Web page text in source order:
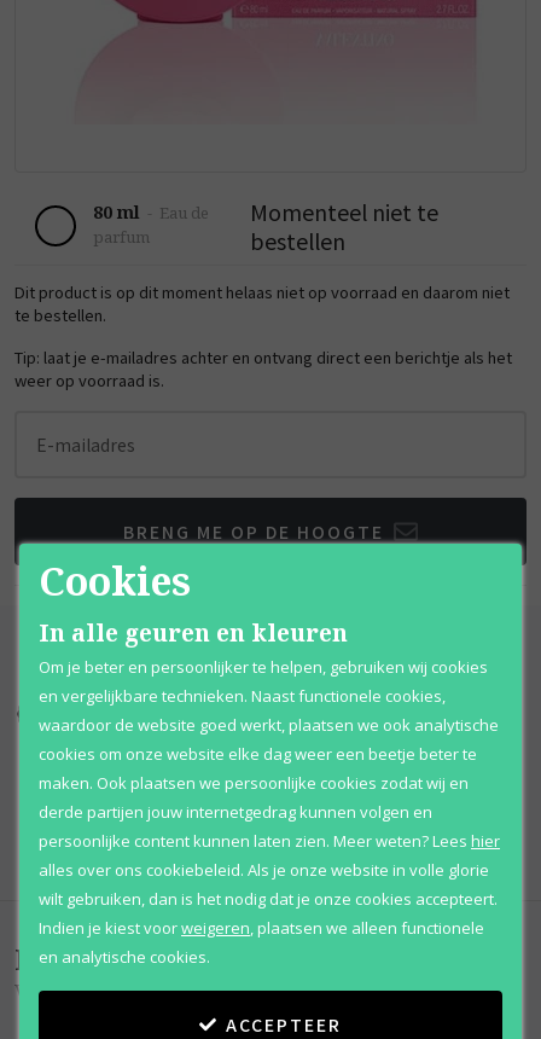
80 ml - Eau de
parfum
Momenteel niet te
bestellen
Dit product is op dit moment helaas niet op voorraad en daarom niet
te bestellen.
Tip: laat je e-mailadres achter en ontvang direct een berichtje als het
weer op voorraad is.
E-mailadres
BRENG ME OP DE HOOGTE
Qshops Keurmerk
Beoordelingen
Valentina Pink
Cookies
In alle geuren en kleuren
Om je beter en persoonlijker te helpen, gebruiken wij cookies
en vergelijkbare technieken. Naast functionele cookies,
waardoor de website goed werkt, plaatsen we ook analytische
cookies om onze website elke dag weer een beetje beter te
maken. Ook plaatsen we persoonlijke cookies zodat wij en
derde partijen jouw internetgedrag kunnen volgen en
persoonlijke content kunnen laten zien. Meer weten?Lees hier
alles over ons cookiebeleid. Als je onze website in volle glorie
wilt gebruiken, dan is het nodig dat je onze cookies accepteert.
Indien je kiest voorweigeren,plaatsen we alleen functionele
en analytische cookies.
ACCEPTEER